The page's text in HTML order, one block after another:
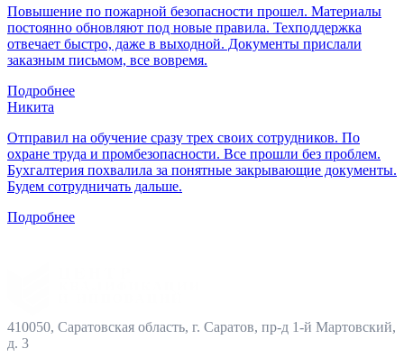
Повышение по пожарной безопасности прошел. Материалы
постоянно обновляют под новые правила. Техподдержка
отвечает быстро, даже в выходной. Документы прислали
заказным письмом, все вовремя.
Подробнее
Никита
Отправил на обучение сразу трех своих сотрудников. По
охране труда и промбезопасности. Все прошли без проблем.
Бухгалтерия похвалила за понятные закрывающие документы.
Будем сотрудничать дальше.
Подробнее
410050, Саратовская область, г. Саратов, пр-д 1-й Мартовский,
д. 3